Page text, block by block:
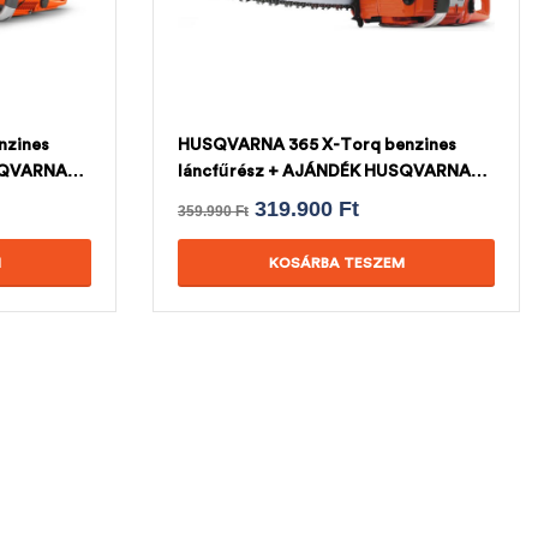
HUSQVARNA 365 X-Torq benzines
láncfűrész + AJÁNDÉK HUSQVARNA
359.990Ft 319.900 Ft
KOSÁRBA TESZEM